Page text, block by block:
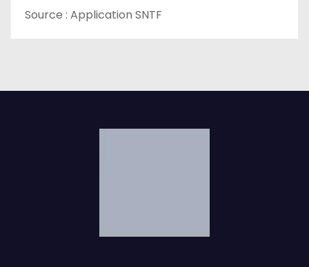
Source : Application SNTF